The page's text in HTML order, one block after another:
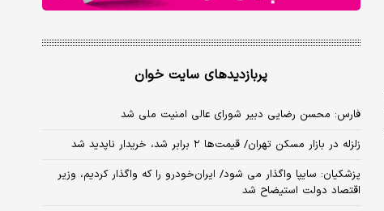
پربازدیدهای سایت خوان
فارس: محسن رضایی دبیر شورای عالی امنیت ملی شد
زلزله در بازار مسکن تهران/ قیمت‌ها ۲ برابر شد، خریدار ناپدید شد
پزشکیان: سایپا واگذار می شود/ ایران‌خودرو را که واگذار کردیم، وزیر
اقتصاد دولت استیضاح شد